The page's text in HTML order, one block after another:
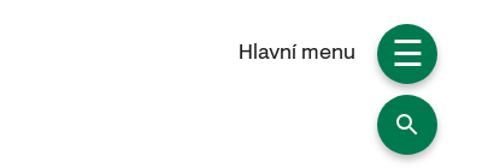
Hlavní menu ☰